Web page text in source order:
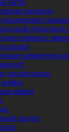
часть
полиция
областной
исковых
организации
мафия
мафия
раздел